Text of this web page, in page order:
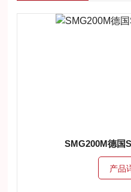
SMG200M德国
产品